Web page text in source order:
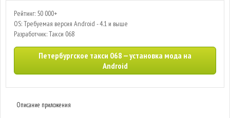
Рейтинг: 50 000+
OS: Требуемая версия Android - 4.1 и выше
Разработчик: Такси 068
Петербургское такси 068 — установка мода на
Android
Описание приложения